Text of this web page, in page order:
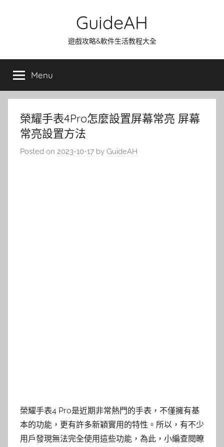
GuideAH
遊戲攻略&軟件生活教程大全
Menu
榮耀手表4Pro怎麼設置屏幕常亮 屏幕
常亮設置方法
Posted on 2023-10-17 by GuideAH
榮耀手表4 Pro是近期非常熱門的手表，不僅擁有基
本的功能，更有許多新穎實用的特性。所以，有不少
用戶發現無法完全使用這些功能，為此，小編查閱瞭